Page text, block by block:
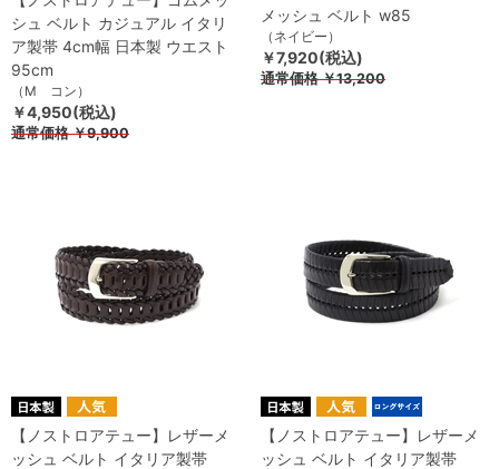
シュ ベルト カジュアル イタリ
ア製帯 4cm幅 日本製 ウエスト
95cm
（M コン）
￥4,950(税込)
通常価格￥9,900
メッシュ ベルト w85
（ネイビー）
￥7,920(税込)
通常価格￥13,200
【ノストロアテュー】レザーメ
ッシュ ベルト イタリア製帯
【ノストロアテュー】レザーメ
ッシュ ベルト イタリア製帯